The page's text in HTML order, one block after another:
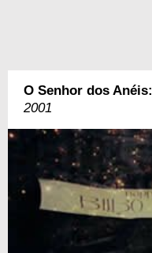
O Senhor dos
2001